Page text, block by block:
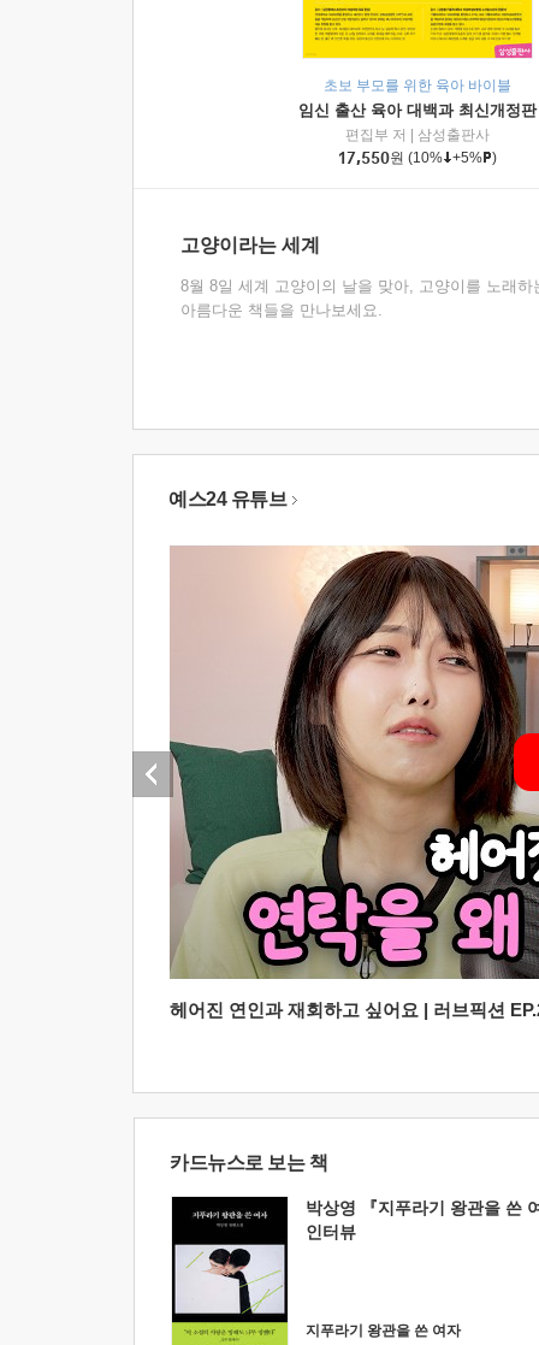
초보 부모를 위한 육아 바이블
임신 출산 육아 대백과 최신개정판
편집부 저
삼성출판사
17,550원 (10% +5% )
고양이라는 세계
8월 8일 세계 고양이의 날을 맞아, 고양이를 노래하
아름다운 책들을 만나보세요.
예스24 유튜브
헤어진 연인과 재회하고 싶어요 | 러브픽션
카드뉴스로 보는 책
박상영 『지푸라기 왕관을 쓴
인터뷰
지푸라기 왕관을 쓴 여자